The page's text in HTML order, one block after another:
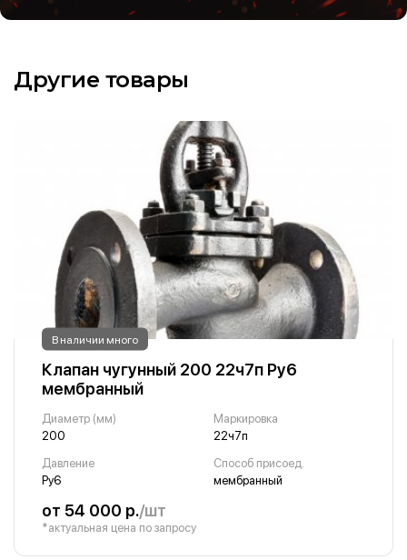
Другие товары
В наличии много
Клапан чугунный 200 22ч7п Ру6
мембранный
Диаметр (мм)
200
Маркировка
22ч7п
Давление
Ру6
Способ присоед.
мембранный
от 54 000 р./шт
*актуальная цена по запросу